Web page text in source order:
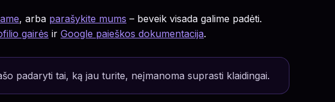
, arba parašykite mums – beveik visada galime padėti.
gairės ir Google paieškos dokumentacija.
padaryti tai, ką jau turite, neįmanoma suprasti klaidingai.